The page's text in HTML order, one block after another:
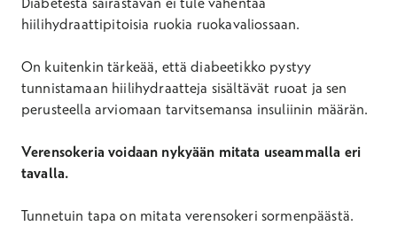
hiilihydraattipitoisia ruokia ruokavaliossaan.
On kuitenkin tärkeää, että diabeetikko pystyy
tunnistamaan hiilihydraatteja sisältävät ruoat ja sen
perusteella arviomaan tarvitsemansa insuliinin määrän.
Verensokeria voidaan nykyään mitata useammalla eri
tavalla.
Tunnetuin tapa on mitata verensokeri sormenpäästä.